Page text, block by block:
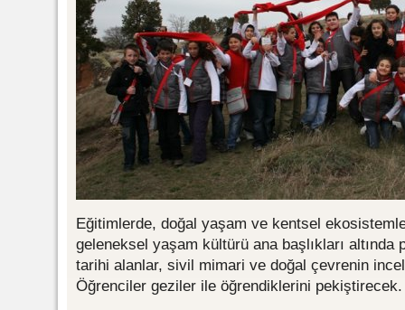
Eğitimlerde, doğal yaşam ve kentsel
geleneksel yaşam kültürü ana başlıkları altında
tarihi alanlar, sivil mimari ve doğal çevrenin
Öğrenciler geziler ile öğrendiklerini pekiştirecek.